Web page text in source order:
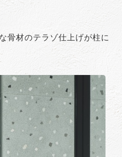
骨材のテラゾ仕上げが柱に